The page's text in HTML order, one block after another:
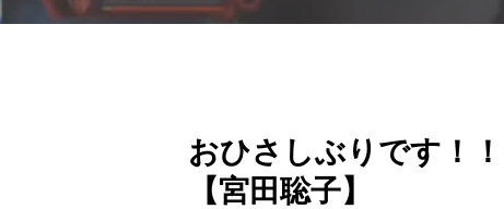
おひさしぶりです！
【宮田聡子】